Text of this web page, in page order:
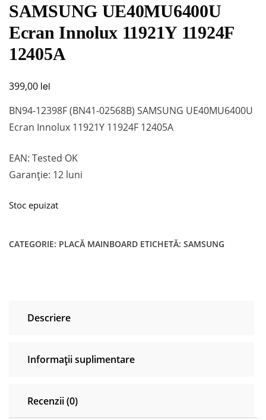
SAMSUNG UE40MU6400U
Ecran Innolux 11921Y 11924F
12405A
399,00 lei
BN94-12398F (BN41-02568B) SAMSUNG UE40MU6400U
Ecran Innolux 11921Y 11924F 12405A
EAN: Tested OK
Garanție: 12 luni
Stoc epuizat
CATEGORIE: PLACĂ MAINBOARD ETICHETĂ: SAMSUNG
Descriere
Informații suplimentare
Recenzii (0)